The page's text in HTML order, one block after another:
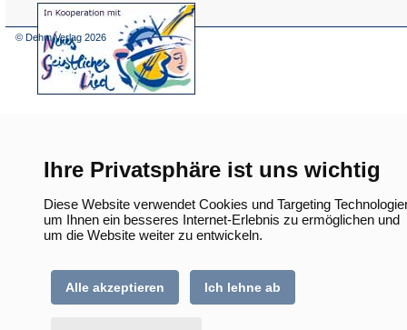
Ihre Privatsphäre ist uns wichtig
Diese Website verwendet Cookies und Targeting
um Ihnen ein besseres Internet-Erlebnis zu ermöglichen und
um die Website weiter zu entwickeln.
Alle akzeptieren Ich lehne ab
(Öffnet
in
© Dehm Verlag 2026